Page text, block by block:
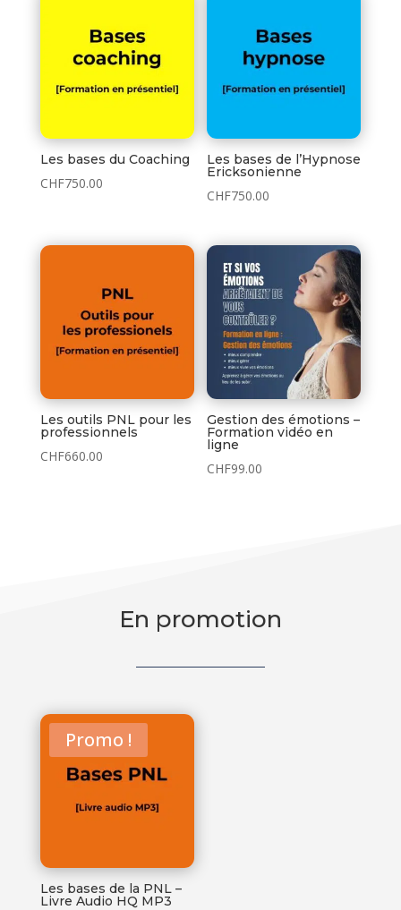
Les bases du Coaching
CHF750.00
Les bases de l’Hypnose
Ericksonienne
CHF750.00
Les outils PNL pour les
professionnels
CHF660.00
Gestion des émotions –
Formation vidéo en
ligne
CHF99.00
En promotion
Promo !
Les bases de la PNL –
Livre Audio HQ MP3